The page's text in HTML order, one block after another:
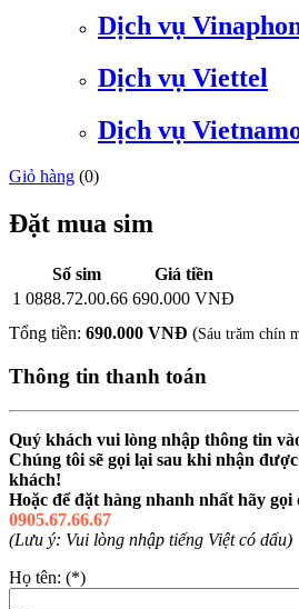
Dịch vụ
Dịch vụ Viettel
Dịch vụ
Giỏ hàng (0)
Đặt mua sim
Số sim
Giá tiền
1 0888.72.00.66 690.000 VNĐ
Tổng tiền: 690.000 VNĐ (Sáu trăm chín
Thông tin thanh toán
Quý khách vui lòng nhập thông tin
Chúng tôi sẽ gọi lại sau khi nhận
khách!
Hoặc để đặt hàng nhanh nhất hãy gọi
0905.67.66.67
(Lưu ý: Vui lòng nhập tiếng Việt có dấu)
Họ tên: (*)